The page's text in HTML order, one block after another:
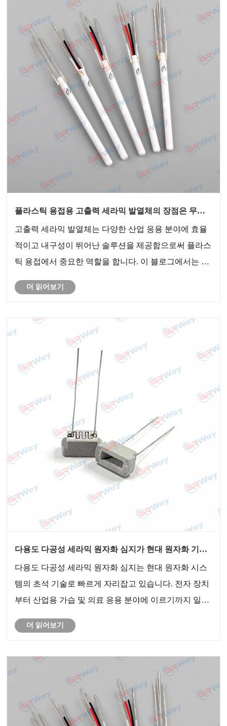
플라스틱 용접용 고출력 세라믹 발열체의 장점은 무엇
고출력 세라믹 발열체는 다양한 산업 응용 분야에 효율
적이고 내구성이 뛰어난 솔루션을 제공함으로써 플라스
틱 용접에서 중요한 역할을 합니다. 이 블로그에서는 플
잠재적인 용도를 살펴보고 제조업체의 판도를 바꾸는
더 읽어보기
다용도 다공성 세라믹 원자화 심지가 현대 원자화 기술
다용도 다공성 세라믹 원자화 심지는 현대 원자화 시스
템의 초석 기술로 빠르게 자리잡고 있습니다. 전자 장치
부터 산업용 가습 및 의료 응용 분야에 이르기까지 일관
력은 매우 가치가 높습니다.
더 읽어보기